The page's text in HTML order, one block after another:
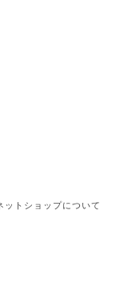
トショップについて